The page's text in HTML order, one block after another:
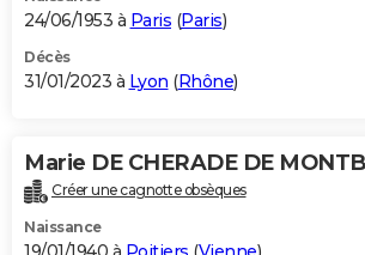
24/06/1953 à Paris (Paris)
Décès
31/01/2023 à Lyon (Rhône)
Marie DE CHERADE DE
Créer une cagnotte obsèques
Naissance